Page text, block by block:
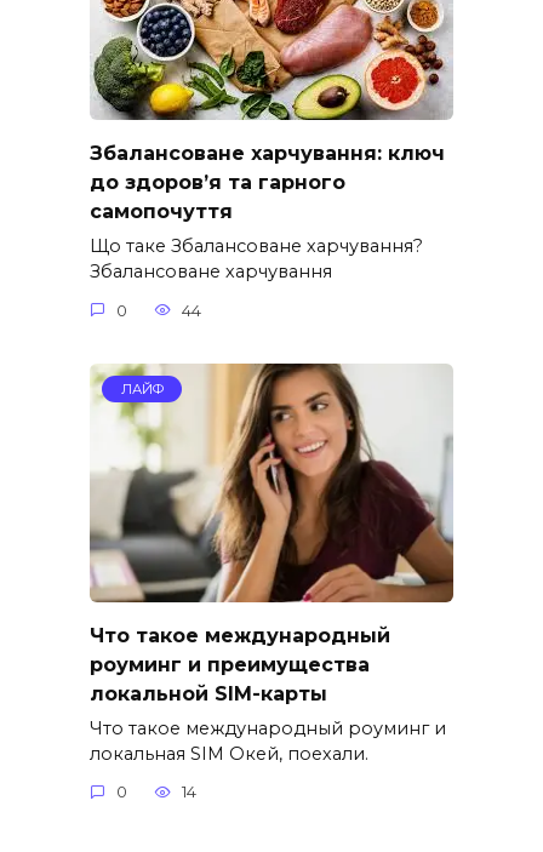
Збалансоване харчування: ключ
до здоров’я та гарного
самопочуття
Що таке Збалансоване харчування?
Збалансоване харчування
0 44
ЛАЙФ
Что такое международный
роуминг и преимущества
локальной SIM-карты
Что такое международный роуминг и
локальная SIM Окей, поехали.
0 14